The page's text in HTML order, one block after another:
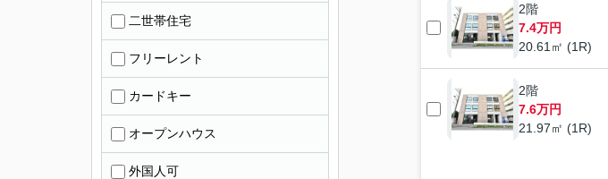
2階
7.4万円
20.61㎡ (1R)
2階
7.6万円
21.97㎡ (1R)
二世帯住宅
フリーレント
カードキー
オープンハウス
外国人可